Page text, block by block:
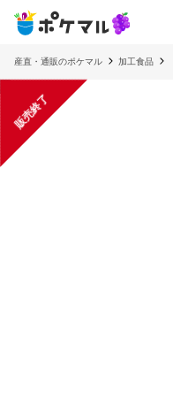
産直・通販のポケマル 加工食品
販売終了